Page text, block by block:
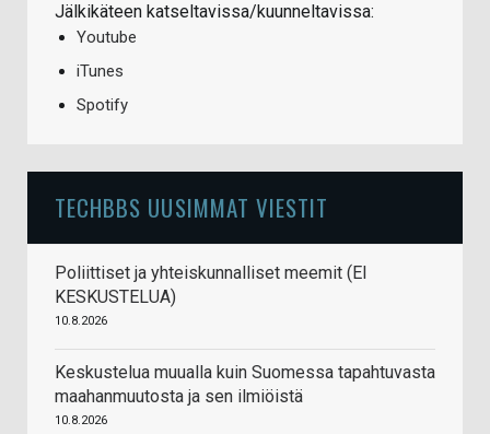
Jälkikäteen katseltavissa/kuunneltavissa:
Youtube
iTunes
Spotify
TECHBBS UUSIMMAT VIESTIT
Poliittiset ja yhteiskunnalliset meemit (EI
KESKUSTELUA)
10.8.2026
Keskustelua muualla kuin Suomessa tapahtuvasta
maahanmuutosta ja sen ilmiöistä
10.8.2026